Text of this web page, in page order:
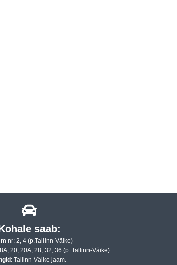
saab:
nr: 2, 4 (p.Tallinn-Väike)
20, 20A, 28, 32, 36 (p. Tallinn-Väike)
: Tallinn-Väike jaam.